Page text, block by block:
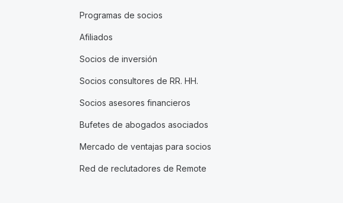
Programas de socios
Afiliados
Socios de inversión
Socios consultores de RR. HH.
Socios asesores financieros
Bufetes de abogados asociados
Mercado de ventajas para socios
Red de reclutadores de Remote